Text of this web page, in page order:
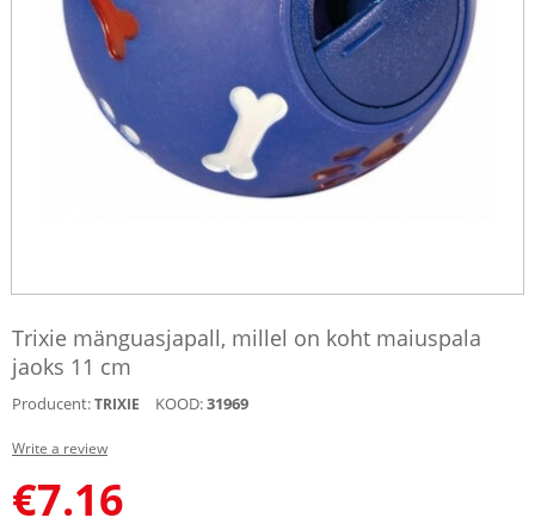
Trixie mänguasjapall, millel on koht maiuspala
jaoks 11 cm
Producent:TRIXIE KOOD:31969
Write a review
€7.16